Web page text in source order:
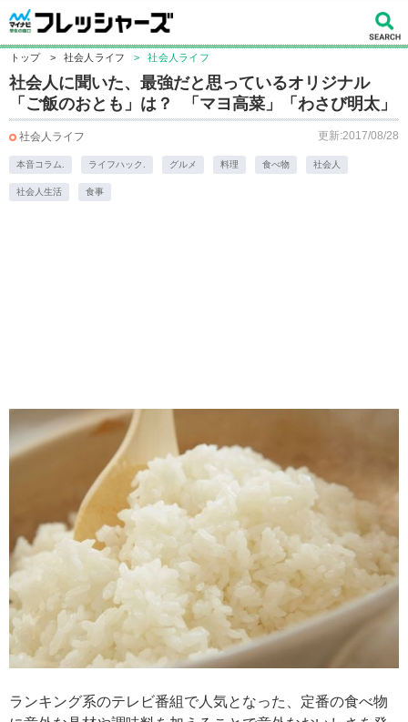
トップ > 社会人ライフ > 社会人ライフ
社会人に聞いた、最強だと思っているオリジナル
「ご飯のおとも」は？ 「マヨ高菜」「わさび明太」
社会人ライフ 更新:2017/08/28
本音コラム. ライフハック. グルメ 料理 食べ物 社会人
社会人生活 食事
ランキング系のテレビ番組で人気となった、定番の食べ物